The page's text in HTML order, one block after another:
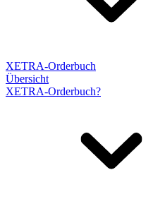
XETRA-Orderbuch
Übersicht
XETRA-Orderbuch?